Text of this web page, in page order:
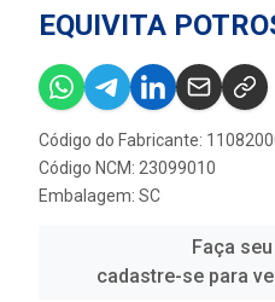
EQUIVITA
Código do Fabricante:
Código NCM: 23099010
Embalagem: SC
Faça
cadastre-se para